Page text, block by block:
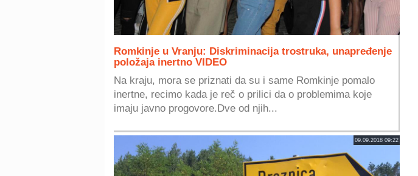
Romkinje u Vranju: Diskriminacija trostruka, unapređenje
položaja inertno VIDEO
Na kraju, mora se priznati da su i same Romkinje pomalo
inertne, recimo kada je reč o prilici da o problemima koje
imaju javno progovore.Dve od njih...
09.09.2018 09:22